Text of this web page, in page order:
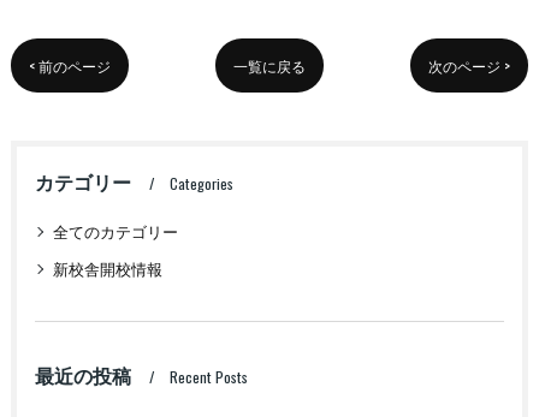
< 前のページ 一覧に戻る 次のページ >
カテゴリー Categories
全てのカテゴリー
新校舎開校情報
最近の投稿 Recent Posts